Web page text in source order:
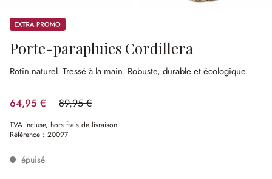
Promos
Porte-parapluies Cordillera
Rotin naturel. Tressé à la main. Robuste, durable et écologique.
64,95 € 89,95 €
(27.79%spared)
TVA incluse, hors frais de livraison
Référence : 20097
épuisé